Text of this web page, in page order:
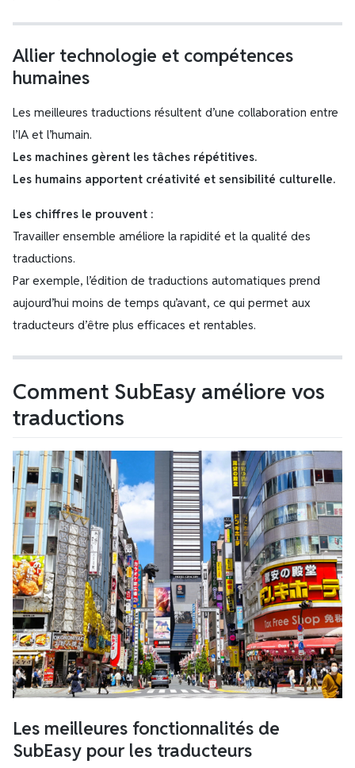
Allier technologie et compétences
humaines
Les meilleures traductions résultent d’une collaboration entre
l’IA et l’humain.
Les machines gèrent les tâches répétitives.
Les humains apportent créativité et sensibilité culturelle.
Les chiffres le prouvent :
Travailler ensemble améliore la rapidité et la qualité des
traductions.
Par exemple, l’édition de traductions automatiques prend
aujourd’hui moins de temps qu’avant, ce qui permet aux
traducteurs d’être plus efficaces et rentables.
Comment SubEasy améliore vos
traductions
Les meilleures fonctionnalités de
SubEasy pour les traducteurs